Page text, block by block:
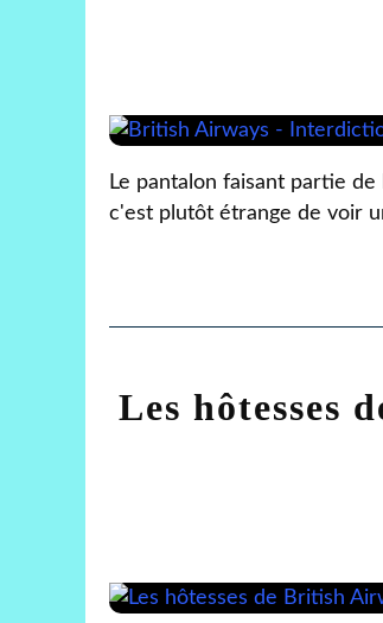
Le pantalon faisant partie
c'est plutôt étrange de voir
Les hôtesses